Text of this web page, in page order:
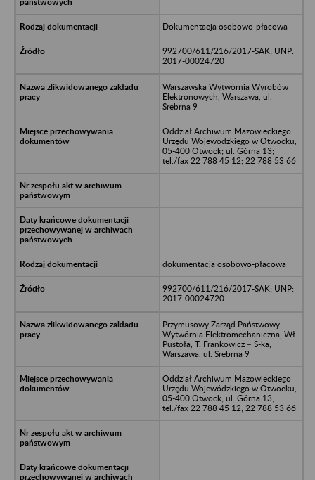
Dokumentacja osobowo-płacowa
992700/611/216/2017-SAK; UNP:
2017-00024720
Warszawska Wytwórnia Wyrobów
Elektronowych, Warszawa, ul.
Srebrna 9
Oddział Archiwum Mazowieckiego
Urzędu Wojewódzkiego w Otwocku,
05-400 Otwock; ul. Górna 13;
tel./fax 22 788 45 12; 22 788 53 66
dokumentacja osobowo-płacowa
992700/611/216/2017-SAK; UNP:
2017-00024720
Przymusowy Zarząd Państwowy
Wytwórnia Elektromechaniczna, Wł.
Pustoła, T. Frankowicz – S-ka,
Warszawa, ul. Srebrna 9
Oddział Archiwum Mazowieckiego
Urzędu Wojewódzkiego w Otwocku,
05-400 Otwock; ul. Górna 13;
tel./fax 22 788 45 12; 22 788 53 66